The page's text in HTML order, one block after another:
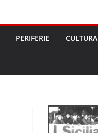
PERIFERIE CULTURA